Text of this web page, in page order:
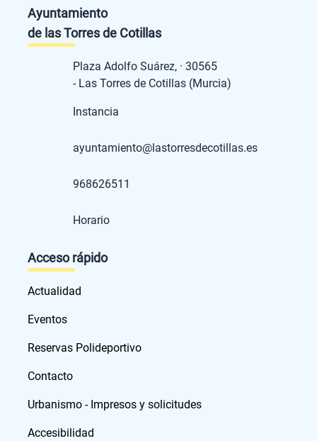
Ayuntamiento
de las Torres de Cotillas
Plaza Adolfo Suárez, · 30565
- Las Torres de Cotillas (Murcia)
Instancia
ayuntamiento@lastorresdecotillas.es
968626511
Horario
Acceso rápido
Actualidad
Eventos
Reservas Polideportivo
Contacto
Urbanismo - Impresos y solicitudes
Accesibilidad